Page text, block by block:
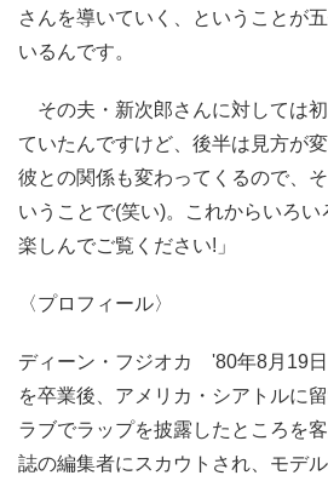
さんを導いていく、ということが
いるんです。
その夫・新次郎さんに対しては初
ていたんですけど、後半は見方が
彼との関係も変わってくるので、
いうことで(笑い)。これからいろ
楽しんでご覧ください!」
〈プロフィール〉
ディーン・フジオカ '80年8月19
を卒業後、アメリカ・シアトルに
ラブでラップを披露したところを
誌の編集者にスカウトされ、モデ